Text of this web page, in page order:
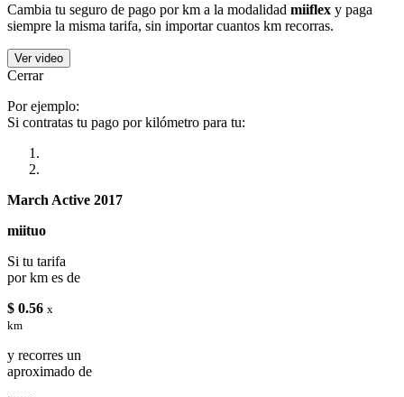
Cambia tu seguro de pago por km a la modalidad miiflex y paga
siempre la misma tarifa, sin importar cuantos km recorras.
Ver video
Cerrar
Por ejemplo:
Si contratas tu pago por kilómetro para tu:
March Active 2017
miituo
Si tu tarifa
por km es de
$ 0.56 x
km
y recorres un
aproximado de